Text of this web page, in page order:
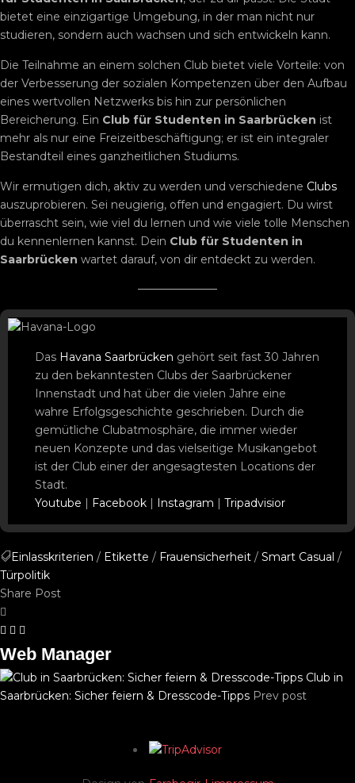
bietet eine einzigartige Umgebung, in der man nicht nur
studieren, sondern auch wachsen und sich entwickeln kann.
Die Teilnahme an einem solchen Club bietet viele Vorteile: von
der Verbesserung der sozialen Kompetenzen über den Aufbau
eines wertvollen Netzwerks bis hin zur persönlichen
Bereicherung. Ein Club für Studenten in Saarbrücken ist
mehr als nur eine Freizeitbeschäftigung; er ist ein integraler
Bestandteil eines ganzheitlichen Studiums.
Wir ermutigen dich, aktiv zu werden und verschiedene Clubs
auszuprobieren. Sei neugierig, offen und engagiert. Du wirst
überrascht sein, wie viel du lernen und wie viele tolle Menschen
du kennenlernen kannst. Dein Club für Studenten in
Saarbrücken wartet darauf, von dir entdeckt zu werden.
Das Havana Saarbrücken gehört seit fast 30 Jahren
zu den bekanntesten Clubs der Saarbrückener
Innenstadt und hat über die vielen Jahre eine
wahre Erfolgsgeschichte geschrieben. Durch die
gemütliche Clubatmosphäre, die immer wieder
neuen Konzepte und das vielseitige Musikangebot
ist der Club einer der angesagtesten Locations der
Stadt.
Youtube | Facebook | Instagram |Tripadvisior
Einlasskriterien / Etikette / Frauensicherheit / Smart Casual /
Türpolitik
Share Post
Web Manager
Club in
Saarbrücken: Sicher feiern & Dresscode-Tipps Prev post